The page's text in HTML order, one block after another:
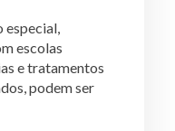
especial,
escolas
e tratamentos
podem ser